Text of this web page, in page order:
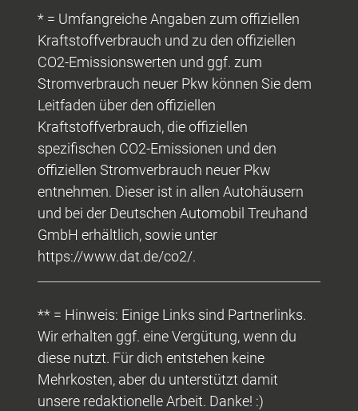
* = Umfangreiche Angaben zum offiziellen
Kraftstoffverbrauch und zu den offiziellen
CO2-Emissionswerten und ggf. zum
Stromverbrauch neuer Pkw können Sie dem
Leitfaden über den offiziellen
Kraftstoffverbrauch, die offiziellen
spezifischen CO2-Emissionen und den
offiziellen Stromverbrauch neuer Pkw
entnehmen. Dieser ist in allen Autohäusern
und bei der Deutschen Automobil Treuhand
GmbH erhältlich, sowie unter
https://www.dat.de/co2/.
** = Hinweis: Einige Links sind Partnerlinks.
Wir erhalten ggf. eine Vergütung, wenn du
diese nutzt. Für dich entstehen keine
Mehrkosten, aber du unterstützt damit
unsere redaktionelle Arbeit. Danke! :)